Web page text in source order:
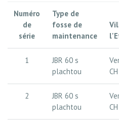
Numéro
de
série
Type de
fosse de
maintenance
1
JBR 60 s
plachtou
CH
2
JBR 60 s
plachtou
CH